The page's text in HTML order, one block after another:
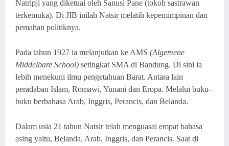
Natripji yang diketuai oleh Sanusi Pane (tokoh sastrawan
terkemuka). Di JIB inilah Natsir melatih kepemimpinan dan
pemahan politiknya.
Pada tahun 1927 ia melanjutkan ke AMS (Algemene
Middelbare School) setingkat SMA di Bandung. Di sini ia
lebih menekuni ilmu pengetahuan Barat. Antara lain
peradaban Islam, Romawi, Yunani dan Eropa. Melalui buku-
buku berbahasa Arab, Inggris, Perancis, dan Belanda.
Dalam usia 21 tahun Natsir telah menguasai empat bahasa
asing yaitu, Belanda, Arab, Inggris, dan Perancis. Saat di